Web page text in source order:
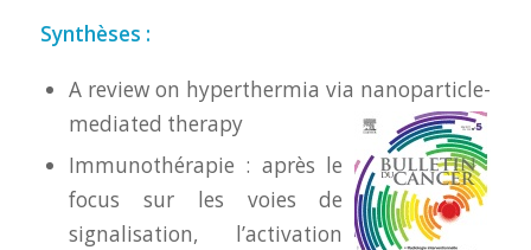
Synthèses :
A review on hyperthermia via nanoparticle-
mediated therapy
Immunothérapie : après le
focus sur les voies de
signalisation, l’activation